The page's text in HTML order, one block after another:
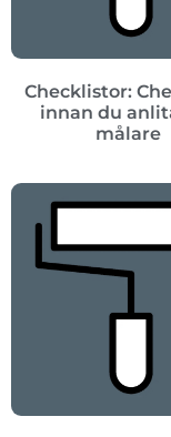
Checklistor:
innan du
målare